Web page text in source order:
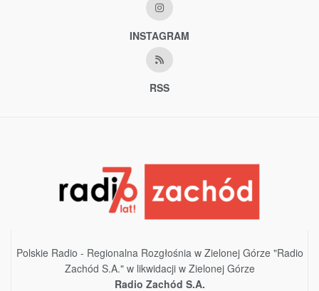
INSTAGRAM
RSS
Polskie Radio - Regionalna Rozgłośnia w Zielonej Górze "Radio
Zachód S.A." w likwidacji w Zielonej Górze
Radio Zachód S.A.